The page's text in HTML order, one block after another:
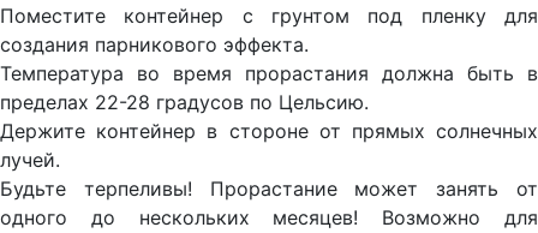
Поместите контейнер с грунтом под пленку для
создания парникового эффекта.
Температура во время прорастания должна быть в
пределах 22-28 градусов по Цельсию.
Держите контейнер в стороне от прямых солнечных
лучей.
Будьте терпеливы! Прорастание может занять от
одного до нескольких месяцев! Возможно для